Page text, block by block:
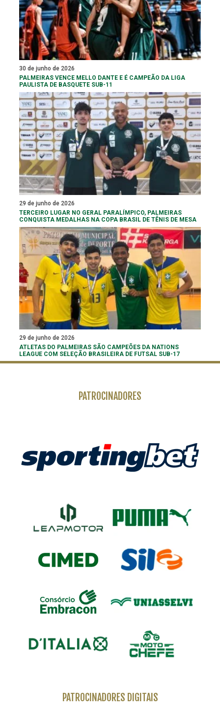
30 de junho de 2026
PALMEIRAS VENCE MELLO DANTE E É CAMPEÃO DA LIGA
PAULISTA DE BASQUETE SUB-11
29 de junho de 2026
TERCEIRO LUGAR NO GERAL PARALÍMPICO, PALMEIRAS
CONQUISTA MEDALHAS NA COPA BRASIL DE TÊNIS DE MESA
29 de junho de 2026
ATLETAS DO PALMEIRAS SÃO CAMPEÕES DA NATIONS
LEAGUE COM SELEÇÃO BRASILEIRA DE FUTSAL SUB-17
PATROCINADORES
PATROCINADORES DIGITAIS